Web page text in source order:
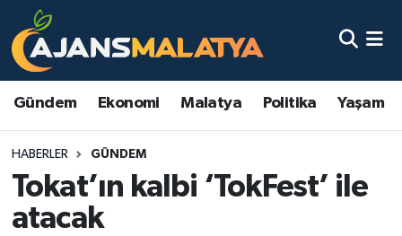
Gündem Ekonomi Malatya Politika Yaşam
HABERLER GÜNDEM
Tokat’ın kalbi ‘TokFest’ ile
atacak
Asayiş
Eğitim
Ekonomi
Malatya Nöbetçi Eczaneler
Malatya Namaz Vakitleri
Malatya Trafik Yoğunluk Haritası